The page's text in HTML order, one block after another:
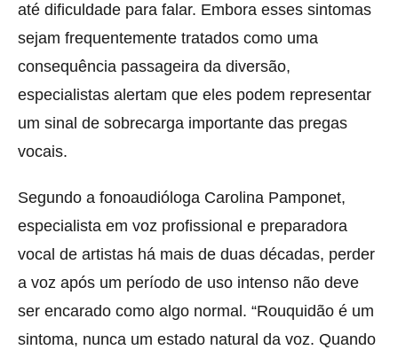
até dificuldade para falar. Embora esses sintomas
sejam frequentemente tratados como uma
consequência passageira da diversão,
especialistas alertam que eles podem representar
um sinal de sobrecarga importante das pregas
vocais.
Segundo a fonoaudióloga Carolina Pamponet,
especialista em voz profissional e preparadora
vocal de artistas há mais de duas décadas, perder
a voz após um período de uso intenso não deve
ser encarado como algo normal. “Rouquidão é um
sintoma, nunca um estado natural da voz. Quando